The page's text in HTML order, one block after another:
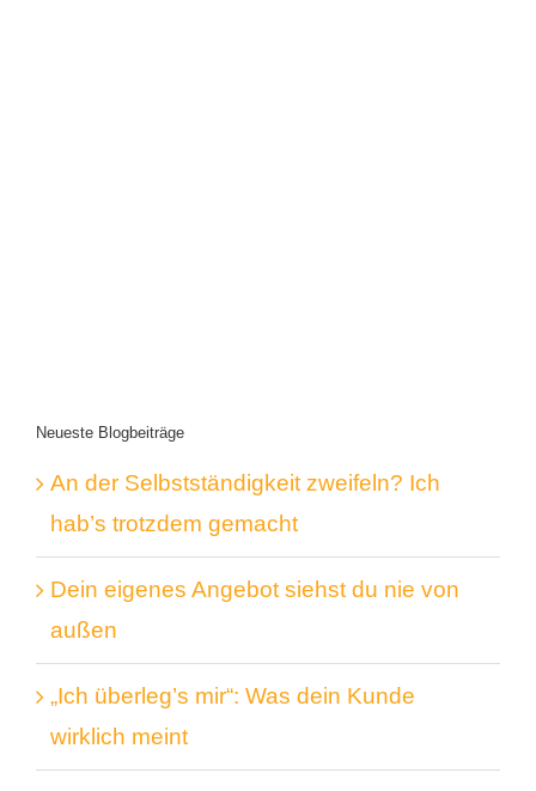
Neueste Blogbeiträge
An der Selbstständigkeit zweifeln? Ich
hab’s trotzdem gemacht
Dein eigenes Angebot siehst du nie von
außen
„Ich überleg’s mir“: Was dein Kunde
wirklich meint